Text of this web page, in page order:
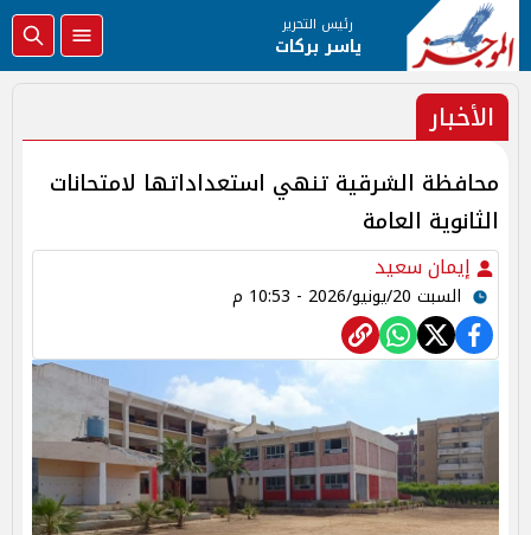
رئيس التحرير
ياسر بركات
الأخبار
محافظة الشرقية تنهي استعداداتها لامتحانات
الثانوية العامة
إيمان سعيد
السبت 20/يونيو/2026 - 10:53 م